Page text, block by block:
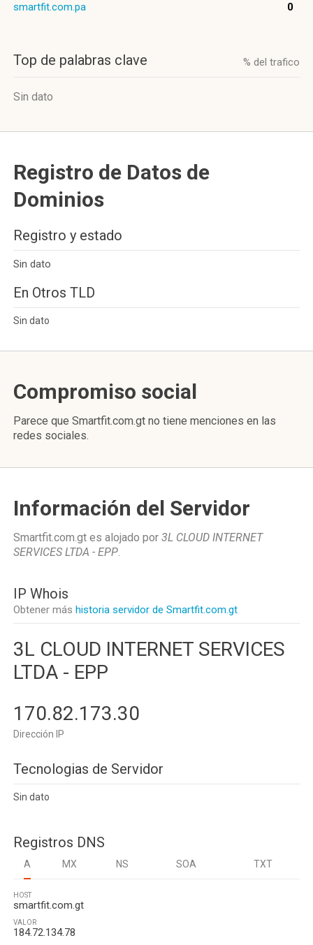
smartfit.com.pa 0
Top de palabras clave % del trafico
Sin dato
Registro de Datos de
Dominios
Registro y estado
Sin dato
En Otros TLD
Sin dato
Compromiso social
Parece que Smartfit.com.gt no tiene menciones en las
redes sociales.
Información del Servidor
Smartfit.com.gt es alojado por 3L CLOUD INTERNET
SERVICES LTDA - EPP.
IP Whois
Obtener más historia servidor de Smartfit.com.gt
3L CLOUD INTERNET SERVICES
LTDA - EPP
170.82.173.30
Dirección IP
Tecnologias de Servidor
Sin dato
Registros DNS
A MX NS SOA TXT
HOST
smartfit.com.gt
VALOR
184.72.134.78